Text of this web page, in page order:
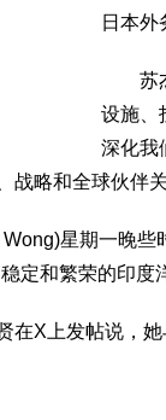
日本外
苏杰
设施、
深化我
略和全球伙伴
星期一晚些
定和繁荣的印度
X上发帖说，她